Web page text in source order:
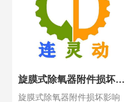
旋膜式除氧器附件损坏影响除氧量不合格问题原因分析衣解决措施
旋膜式除氧器附件损坏影响